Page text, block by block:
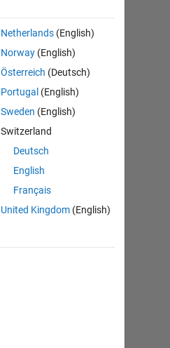
Netherlands (English)
Norway (English)
Österreich (Deutsch)
Portugal (English)
Sweden (English)
Switzerland
Deutsch
English
Français
United Kingdom (English)